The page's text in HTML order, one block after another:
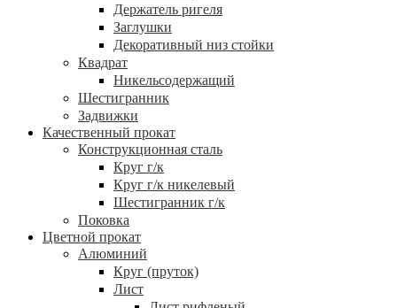
Держатель ригеля
Заглушки
Декоративный низ стойки
Квадрат
Никельсодержащий
Шестигранник
Задвижки
Качественный прокат
Конструкционная сталь
Круг г/к
Круг г/к никелевый
Шестигранник г/к
Поковка
Цветной прокат
Алюминий
Круг (пруток)
Лист